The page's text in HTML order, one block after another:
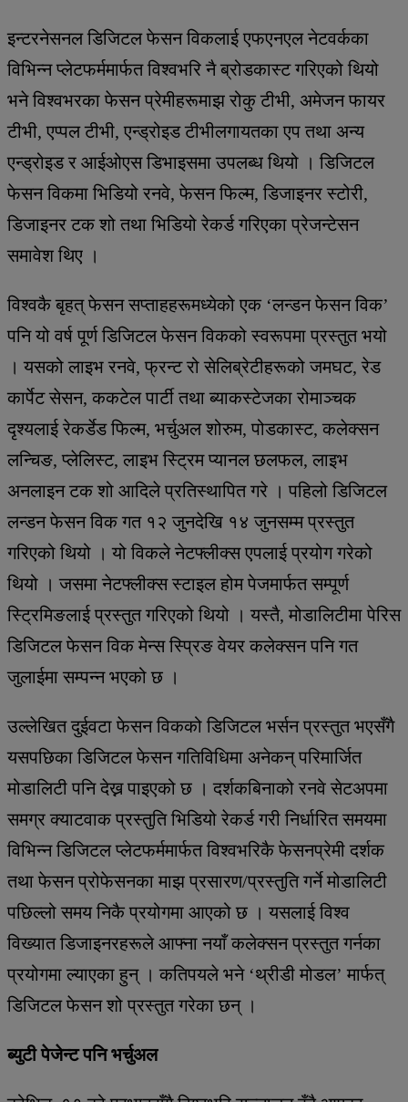
इन्टरनेसनल डिजिटल फेसन विकलाई एफएनएल नेटवर्कका
विभिन्न प्लेटफर्ममार्फत विश्वभरि नै ब्रोडकास्ट गरिएको थियो
भने विश्वभरका फेसन प्रेमीहरूमाझ रोकु टीभी, अमेजन फायर
टीभी, एप्पल टीभी, एन्ड्रोइड टीभीलगायतका एप तथा अन्य
एन्ड्रोइड र आईओएस डिभाइसमा उपलब्ध थियो । डिजिटल
फेसन विकमा भिडियो रनवे, फेसन फिल्म, डिजाइनर स्टोरी,
डिजाइनर टक शो तथा भिडियो रेकर्ड गरिएका प्रेजन्टेसन
समावेश थिए ।
विश्वकै बृहत् फेसन सप्ताहहरूमध्येको एक ‘लन्डन फेसन विक’
पनि यो वर्ष पूर्ण डिजिटल फेसन विकको स्वरूपमा प्रस्तुत भयो
। यसको लाइभ रनवे, फ्रन्ट रो सेलिब्रेटीहरूको जमघट, रेड
कार्पेट सेसन, ककटेल पार्टी तथा ब्याकस्टेजका रोमाञ्चक
दृश्यलाई रेकर्डेड फिल्म, भर्चुअल शोरुम, पोडकास्ट, कलेक्सन
लन्चिङ, प्लेलिस्ट, लाइभ स्ट्रिम प्यानल छलफल, लाइभ
अनलाइन टक शो आदिले प्रतिस्थापित गरे । पहिलो डिजिटल
लन्डन फेसन विक गत १२ जुनदेखि १४ जुनसम्म प्रस्तुत
गरिएको थियो । यो विकले नेटफ्लीक्स एपलाई प्रयोग गरेको
थियो । जसमा नेटफ्लीक्स स्टाइल होम पेजमार्फत सम्पूर्ण
स्ट्रिमिङलाई प्रस्तुत गरिएको थियो । यस्तै, मोडालिटीमा पेरिस
डिजिटल फेसन विक मेन्स स्प्रिङ वेयर कलेक्सन पनि गत
जुलाईमा सम्पन्न भएको छ ।
उल्लेखित दुईवटा फेसन विकको डिजिटल भर्सन प्रस्तुत भएसँगै
यसपछिका डिजिटल फेसन गतिविधिमा अनेकन् परिमार्जित
मोडालिटी पनि देख्न पाइएको छ । दर्शकबिनाको रनवे सेटअपमा
समग्र क्याटवाक प्रस्तुति भिडियो रेकर्ड गरी निर्धारित समयमा
विभिन्न डिजिटल प्लेटफर्ममार्फत विश्वभरिकै फेसनप्रेमी दर्शक
तथा फेसन प्रोफेसनका माझ प्रसारण/प्रस्तुति गर्ने मोडालिटी
पछिल्लो समय निकै प्रयोगमा आएको छ । यसलाई विश्व
विख्यात डिजाइनरहरूले आफ्ना नयाँ कलेक्सन प्रस्तुत गर्नका
प्रयोगमा ल्याएका हुन् । कतिपयले भने ‘थ्रीडी मोडल’ मार्फत्
डिजिटल फेसन शो प्रस्तुत गरेका छन् ।
ब्युटी पेजेन्ट पनि भर्चुअल